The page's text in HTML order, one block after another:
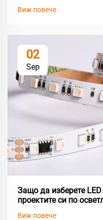
Виж повече
02
Sep
Защо да изберете
проектите си по
Виж повече